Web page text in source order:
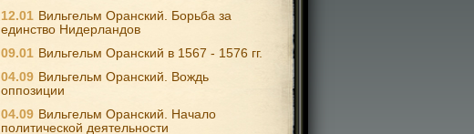
12.01 Вильгельм Оранский. Борьба за
единство Нидерландов
09.01 Вильгельм Оранский в 1567 - 1576 гг.
04.09 Вильгельм Оранский. Вождь
оппозиции
04.09 Вильгельм Оранский. Начало
политической деятельности